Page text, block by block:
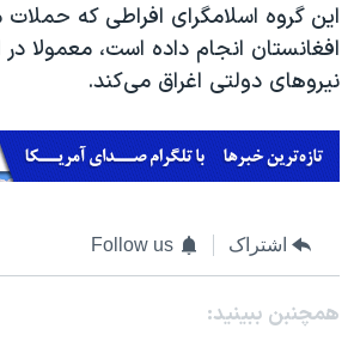
این گروه اسلامگرای افراطی که حملات
افغانستان انجام داده است، معمولا در
نیروهای دولتی اغراق می‌کند.
اشتراک Follow us
همچنبن ببینید: